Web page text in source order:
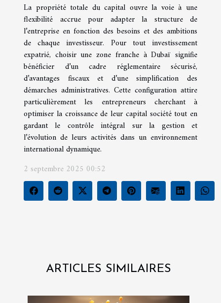
La propriété totale du capital ouvre la voie à une
flexibilité accrue pour adapter la structure de
l’entreprise en fonction des besoins et des ambitions
de chaque investisseur. Pour tout investissement
expatrié, choisir une zone franche à Dubaï signifie
bénéficier d’un cadre réglementaire sécurisé,
d’avantages fiscaux et d’une simplification des
démarches administratives. Cette configuration attire
particulièrement les entrepreneurs cherchant à
optimiser la croissance de leur capital société tout en
gardant le contrôle intégral sur la gestion et
l’évolution de leurs activités dans un environnement
international dynamique.
2 septembre 2025 00:52
ARTICLES SIMILAIRES